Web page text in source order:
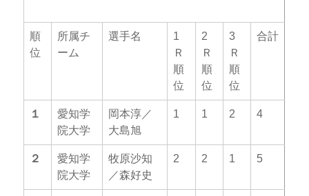
順
位
所属チ
ーム
選手名
1
Ｒ
順
位
2
Ｒ
順
位
3
Ｒ
順
位
合計
１
愛知学
院大学
岡本淳／
大島旭
1 1 2 4
２
愛知学
院大学
牧原沙知
／森好史
2 2 1 5